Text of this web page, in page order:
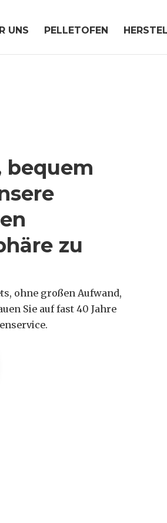
UNS PELLETOFEN
bequem
zu
ohne großen Aufwand,
Sie auf fast 40 Jahre